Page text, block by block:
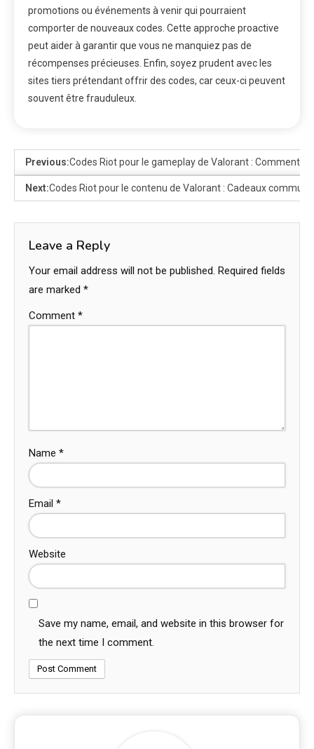
promotions ou événements à venir qui pourraient
comporter de nouveaux codes. Cette approche proactive
peut aider à garantir que vous ne manquiez pas de
récompenses précieuses. Enfin, soyez prudent avec les
sites tiers prétendant offrir des codes, car ceux-ci peuvent
souvent être frauduleux.
Previous:Codes Riot pour le gameplay de Valorant : Comment
Next:Codes Riot pour le contenu de Valorant : Cadeaux
Leave a Reply
Your email address will not be published. Required fields
are marked *
Comment *
Name *
Email *
Website
Save my name, email, and website in this browser for
the next time I comment.